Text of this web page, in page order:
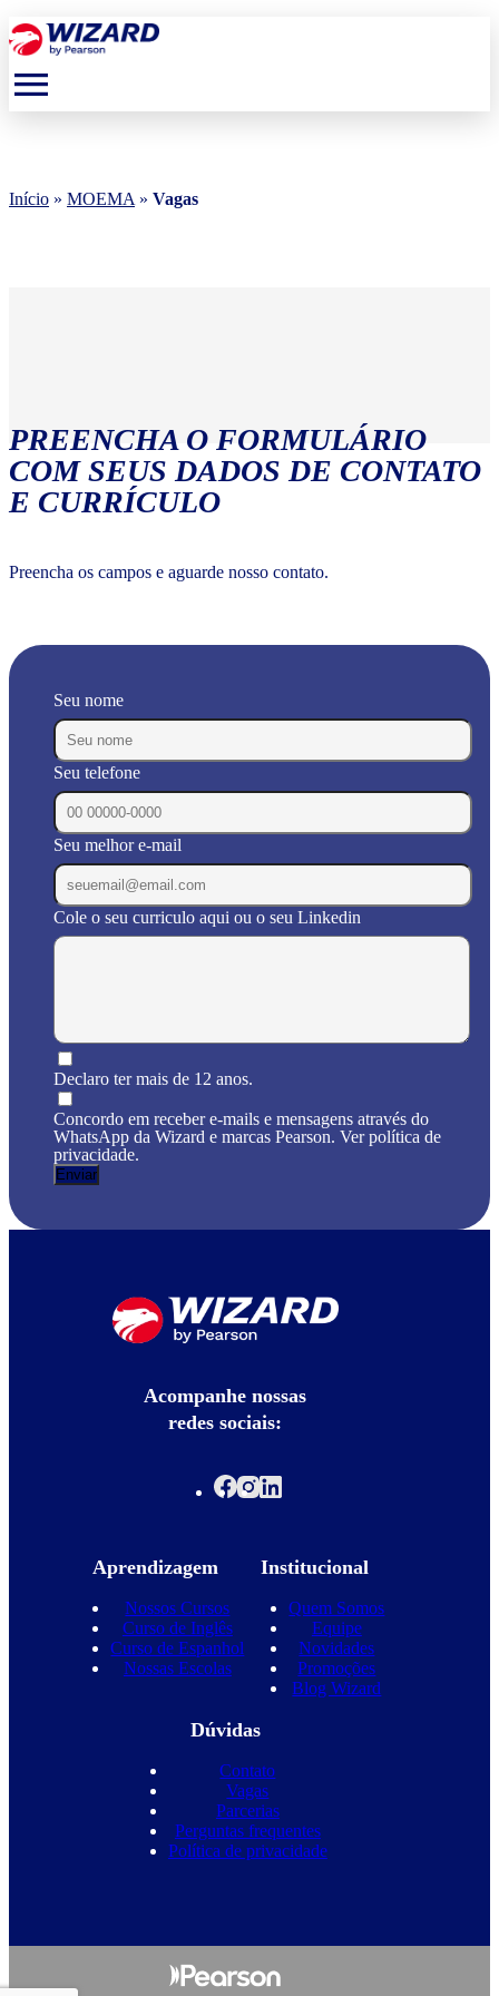
menu
Início » MOEMA » Vagas
PREENCHA O FORMULÁRIO
COM SEUS DADOS DE CONTATO
E CURRÍCULO
Preencha os campos e aguarde nosso contato.
Seu nome
Seu telefone
Seu melhor e-mail
Cole o seu curriculo aqui ou o seu Linkedin
Declaro ter mais de 12 anos.
Concordo em receber e-mails e mensagens através do
WhatsApp da Wizard e marcas Pearson. Ver política de
privacidade.
Acompanhe nossas
redes sociais:
Aprendizagem
Nossos Cursos
Curso de Inglês
Curso de Espanhol
Nossas Escolas
Institucional
Quem Somos
Equipe
Novidades
Promoções
Blog Wizard
Dúvidas
Contato
Vagas
Parcerias
Perguntas frequentes
Política de privacidade